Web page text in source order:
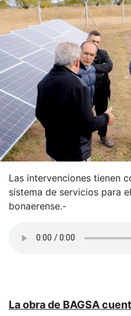
Las intervenciones tienen
sistema de servicios para
bonaerense.-
La obra de BAGSA